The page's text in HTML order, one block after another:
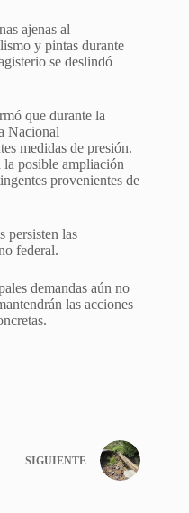
ajenas al
y pintas durante
se deslindó
que durante la
Nacional
medidas de presión.
la posible ampliación
provenientes de
persisten las
federal.
demandas aún no
las acciones
SIGUIENTE